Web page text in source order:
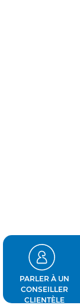
PARLER À UN
CONSEILLER
CLIENTÈLE